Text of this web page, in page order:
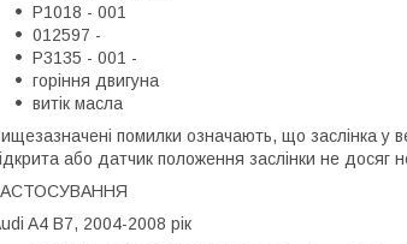
P1018 - 001
012597 -
P3135 - 001 -
горіння двигуна
витік масла
помилки означають, що заслінка у
або датчик положення заслінки не досяг
A4 B7, 2004-2008 рік